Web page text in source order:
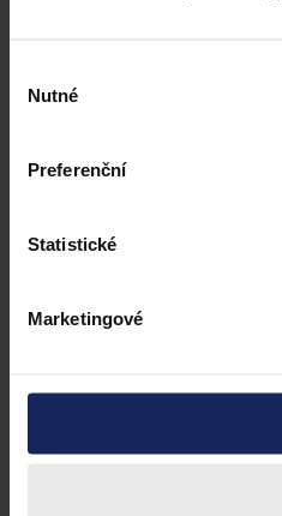
souhlasu
Nutné
Preferenční
Statistické
Marketingové